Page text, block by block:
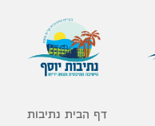
דף הבית נתיבות